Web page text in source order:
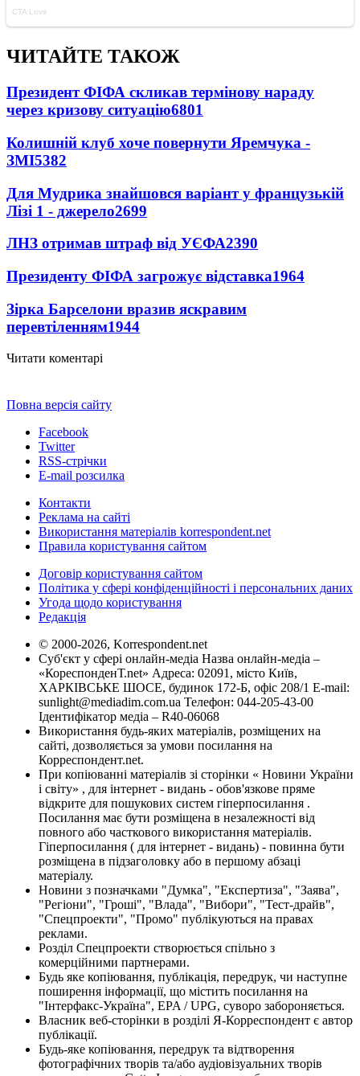
ЧИТАЙТЕ ТАКОЖ
Президент ФІФА скликав термінову нараду
через кризову ситуацію6801
Колишній клуб хоче повернути Яремчука -
ЗМІ5382
Для Мудрика знайшовся варіант у французькій
Лізі 1 - джерело2699
ЛНЗ отримав штраф від УЄФА2390
Президенту ФІФА загрожує відставка1964
Зірка Барселони вразив яскравим
перевтіленням1944
Читати коментарі
Повна версія сайту
Facebook
Twitter
RSS-стрічки
E-mail розсилка
Контакти
Реклама на сайті
Використання матеріалів korrespondent.net
Правила користування сайтом
Договір користування сайтом
Політика у сфері конфіденційності і персональних даних
Угода щодо користування
Редакція
© 2000-2026, Korrespondent.net
Суб'єкт у сфері онлайн-медіа Назва онлайн-медіа –
«КореспонденТ.net» Адреса: 02091, місто Київ,
ХАРКІВСЬКЕ ШОСЕ, будинок 172-Б, офіс 208/1 E-mail:
sunlight@mediadim.com.ua Телефон: 044-205-43-00
Ідентифікатор медіа – R40-06068
Використання будь-яких матеріалів, розміщених на
сайті, дозволяється за умови посилання на
Корреспондент.net.
При копіюванні матеріалів зі сторінки « Новини України
і світу» , для інтернет - видань - обов'язкове пряме
відкрите для пошукових систем гіперпосилання .
Посилання має бути розміщена в незалежності від
повного або часткового використання матеріалів.
Гіперпосилання ( для інтернет - видань) - повинна бути
розміщена в підзаголовку або в першому абзаці
матеріалу.
Новини з позначками "Думка", "Експертиза", "Заява",
"Регіони", "Гроші", "Влада", "Вибори", "Тест-драйв",
"Спецпроекти", "Промо" публікуються на правах
реклами.
Розділ Спецпроекти створюється спільно з
комерційними партнерами.
Будь яке копіювання, публікація, передрук, чи наступне
поширення інформації, що містить посилання на
"Інтерфакс-Україна", EPA / UPG, суворо забороняється.
Власник веб-сторінки в розділі Я-Корреспондент є автор
публікації.
Будь-яке копіювання, передрук та відтворення
фотографічних творів та/або аудіовізуальних творів